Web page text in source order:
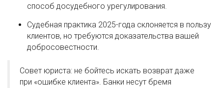
способ досудебного урегулирования.
Судебная практика 2025-года склоняется в пользу
клиентов, но требуются доказательства вашей
добросовестности.
Совет юриста: не бойтесь искать возврат даже
при «ошибке клиента». Банки несут бремя